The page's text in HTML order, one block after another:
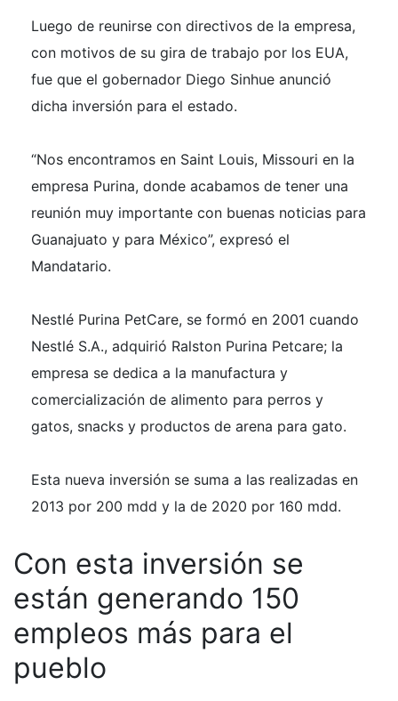
Luego de reunirse con directivos de la empresa,
con motivos de su gira de trabajo por los EUA,
fue que el gobernador Diego Sinhue anunció
dicha inversión para el estado.
“Nos encontramos en Saint Louis, Missouri en la
empresa Purina, donde acabamos de tener una
reunión muy importante con buenas noticias para
Guanajuato y para México”, expresó el
Mandatario.
Nestlé Purina PetCare, se formó en 2001 cuando
Nestlé S.A., adquirió Ralston Purina Petcare; la
empresa se dedica a la manufactura y
comercialización de alimento para perros y
gatos, snacks y productos de arena para gato.
Esta nueva inversión se suma a las realizadas en
2013 por 200 mdd y la de 2020 por 160 mdd.
Con esta inversión se
están generando 150
empleos más para el
pueblo